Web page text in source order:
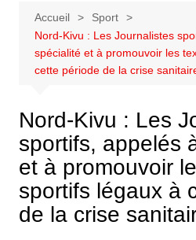
Accueil
Sport
Nord-Kivu : Les Journalistes
spécialité et à promouvoir les
cette période de la crise
Nord-Kivu : Les
sportifs, appelés
et à promouvoir
sportifs légaux à
de la crise